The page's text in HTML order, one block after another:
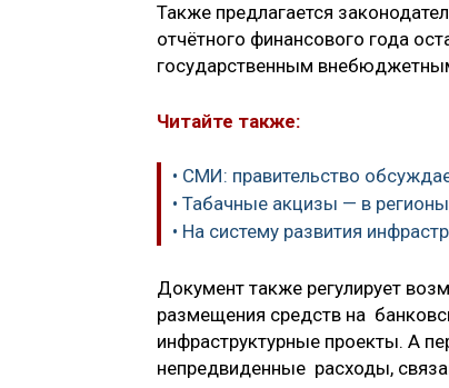
Также предлагается
отчётного финансового года
государственным
Читайте также:
• СМИ: правительство
• Табачные акцизы — в
• На систему развития
Документ также регулирует
размещения средств на
инфраструктурные проекты. А
непредвиденные расходы,